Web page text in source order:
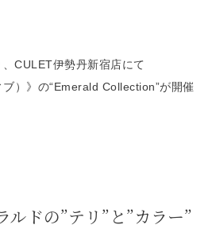
CULET伊勢丹新宿店にて
ブ）》の“Emerald Collection”が開催
ルドの”テリ”と”カラー”